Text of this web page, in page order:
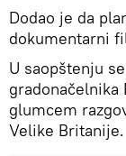
Dodao je da
dokumentarni
U saopštenju
gradonačelnika
glumcem
Velike Britanije.